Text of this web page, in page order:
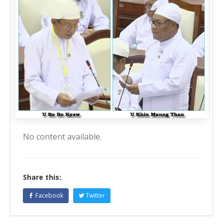
No content available.
Share this:
Facebook Twitter